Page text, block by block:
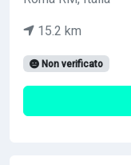
15.2 km
Non verificato